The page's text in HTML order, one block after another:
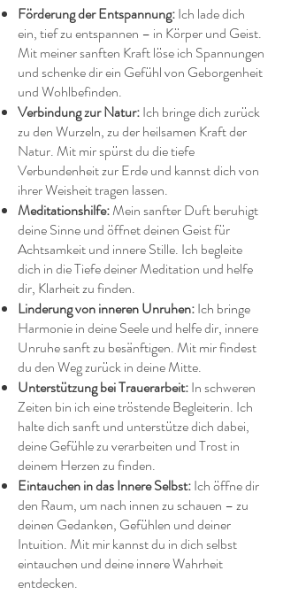
Förderung der Entspannung:Ich lade dich
ein, tief zu entspannen – in Körper und Geist.
Mit meiner sanften Kraft löse ich Spannungen
und schenke dir ein Gefühl von Geborgenheit
und Wohlbefinden.
Verbindung zur Natur:Ich bringe dich zurück
zu den Wurzeln, zu der heilsamen Kraft der
Natur. Mit mir spürst du die tiefe
Verbundenheit zur Erde und kannst dich von
ihrer Weisheit tragen lassen.
Meditationshilfe:Mein sanfter Duft beruhigt
deine Sinne und öffnet deinen Geist für
Achtsamkeit und innere Stille. Ich begleite
dich in die Tiefe deiner Meditation und helfe
dir, Klarheit zu finden.
Linderung von inneren Unruhen:Ich bringe
Harmonie in deine Seele und helfe dir, innere
Unruhe sanft zu besänftigen. Mit mir findest
du den Weg zurück in deine Mitte.
Unterstützung bei Trauerarbeit:In schweren
Zeiten bin ich eine tröstende Begleiterin. Ich
halte dich sanft und unterstütze dich dabei,
deine Gefühle zu verarbeiten und Trost in
deinem Herzen zu finden.
Eintauchen in das Innere Selbst:Ich öffne dir
den Raum, um nach innen zu schauen – zu
deinen Gedanken, Gefühlen und deiner
Intuition. Mit mir kannst du in dich selbst
eintauchen und deine innere Wahrheit
entdecken.